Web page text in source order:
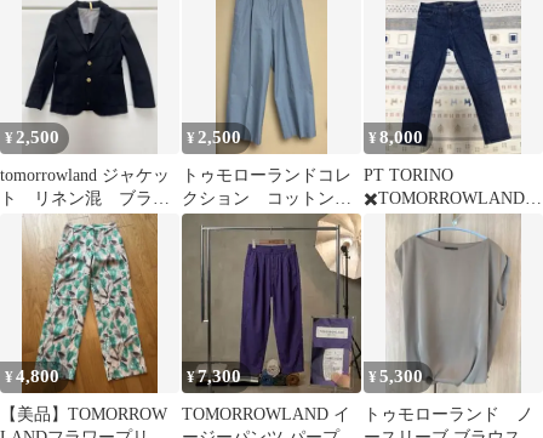
サイズ３６ 白赤
パンツ 美品
¥ 2,500
tomorrowland ジャケッ
ト リネン混 ブラッ
ク 36
¥ 2,500
トゥモローランドコレ
クション コットンパ
ンツ
¥8,000
PT TORINO
✖️TOMORROWLAND
デニムパンツ【32サイ
¥4,800
【美品】TOMORROW
¥7,300
TOMORROWLAND イ
¥5,300
トゥモローランド ノ